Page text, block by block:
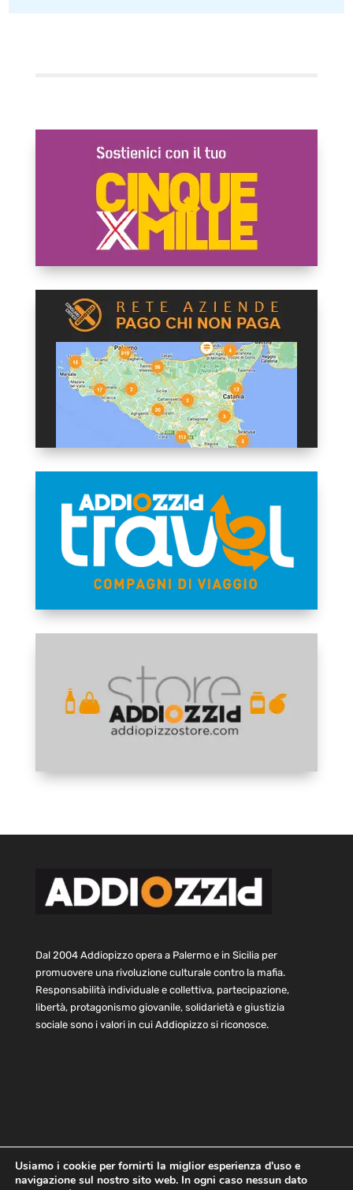
Dal 2004 Addiopizzo opera a Palermo e in Sicilia per
promuovere una rivoluzione culturale contro la mafia.
Responsabilità individuale e collettiva, partecipazione,
libertà, protagonismo giovanile, solidarietà e giustizia
sociale sono i valori in cui Addiopizzo si riconosce.
Home Statuto e bilancio Contatti
Usiamo i cookie per fornirti la miglior esperienza d'uso e
navigazione sul nostro sito web. In ogni caso nessun dato